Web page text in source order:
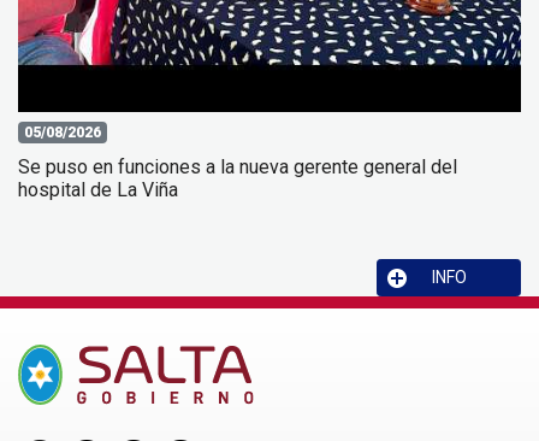
05/08/2026
Se puso en funciones a la nueva gerente general del
hospital de La Viña
INFO